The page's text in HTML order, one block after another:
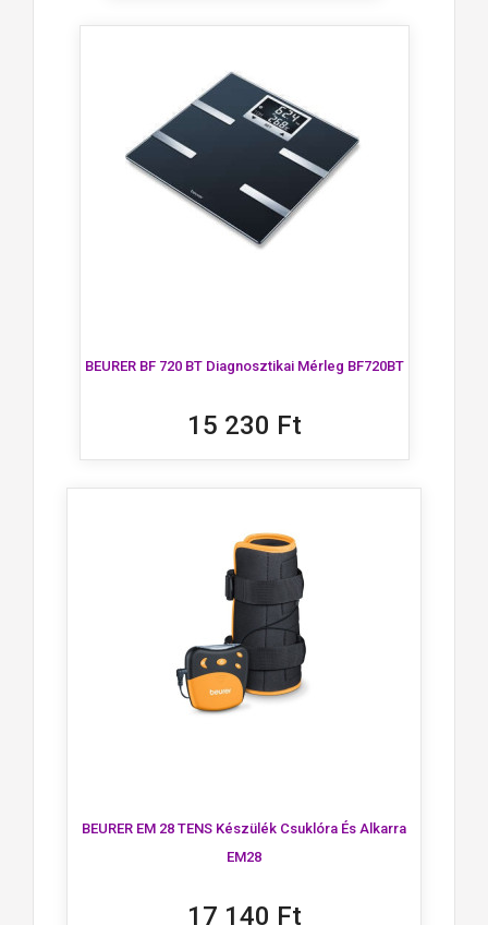
BEURER BF 720 BT Diagnosztikai Mérleg BF720BT
15 230 Ft
BEURER EM 28 TENS Készülék Csuklóra És Alkarra
EM28
17 140 Ft